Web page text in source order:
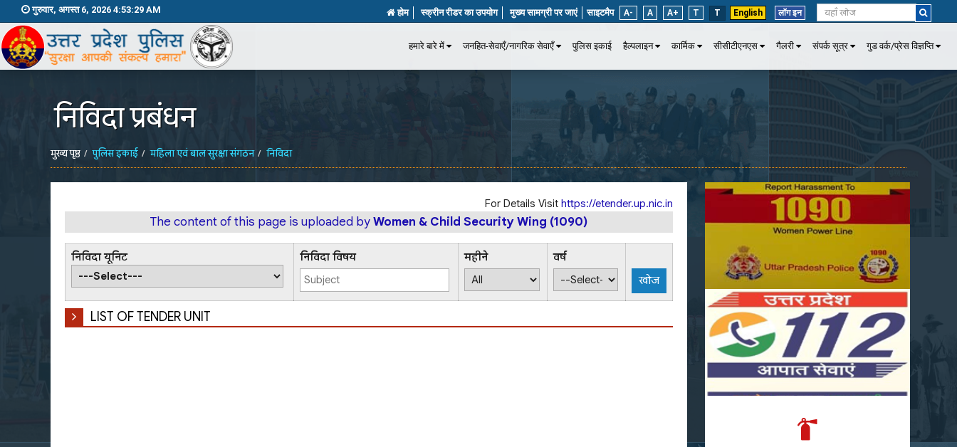
गुरुवार, अगस्त 6, 2026 4:53:29 AM होम स्क्रीन रीडर का उपयोग मुख्य सामग्री पर जाएं साइटमैप A- A A+ T T English लॉग इन
हमारे बारे में जनहित-सेवाएँ/नागरिक सेवाएँ पुलिस इकाई हैल्पलाइन कार्मिक सीसीटीएनएस गैलरी संपर्क सूत्र गुड वर्क/प्रेस विज्ञप्ति
निविदा प्रबंधन
मुख्य पृष्ठ पुलिस इकाई महिला एवं बाल सुरक्षा संगठन निविदा
For Details Visit https://etender.up.nic.in
The content of this page is uploaded byWomen & Child Security Wing (1090)
निविदा यूनिट निविदा विषय महीने वर्ष
LIST OF TENDER UNIT